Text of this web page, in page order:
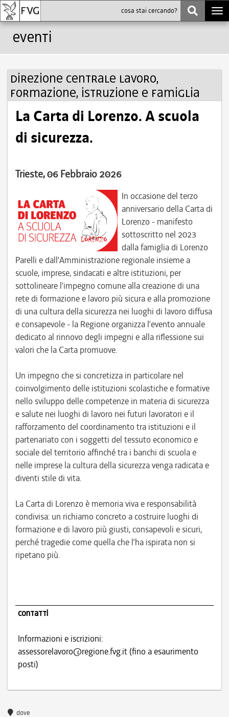
Eventi
Direzione centrale lavoro,
formazione, istruzione e famiglia
La Carta di Lorenzo. A scuola
di sicurezza.
Trieste, 06 Febbraio 2026
In occasione del terzo
anniversario della Carta di
Lorenzo - manifesto
sottoscritto nel 2023
dalla famiglia di Lorenzo
Parelli e dall’Amministrazione regionale insieme a
scuole, imprese, sindacati e altre istituzioni, per
sottolineare l’impegno comune alla creazione di una
rete di formazione e lavoro più sicura e alla promozione
di una cultura della sicurezza nei luoghi di lavoro diffusa
e consapevole - la Regione organizza l’evento annuale
dedicato al rinnovo degli impegni e alla riflessione sui
valori che la Carta promuove.
Un impegno che si concretizza in particolare nel
coinvolgimento delle istituzioni scolastiche e formative
nello sviluppo delle competenze in materia di sicurezza
e salute nei luoghi di lavoro nei futuri lavoratori e il
rafforzamento del coordinamento tra istituzioni e il
partenariato con i soggetti del tessuto economico e
sociale del territorio affinché tra i banchi di scuola e
nelle imprese la cultura della sicurezza venga radicata e
diventi stile di vita.
La Carta di Lorenzo è memoria viva e responsabilità
condivisa: un richiamo concreto a costruire luoghi di
formazione e di lavoro più giusti, consapevoli e sicuri,
perché tragedie come quella che l’ha ispirata non si
ripetano più.
contatti
Informazioni e iscrizioni:
assessorelavoro@regione.fvg.it (fino a esaurimento
posti)
dove